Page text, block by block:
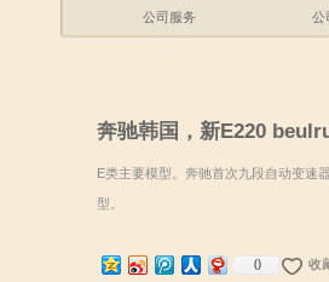
公司服务 公
奔驰韩国，新E220
E类主要模型。奔驰首次九段自动变速
型。
0 收